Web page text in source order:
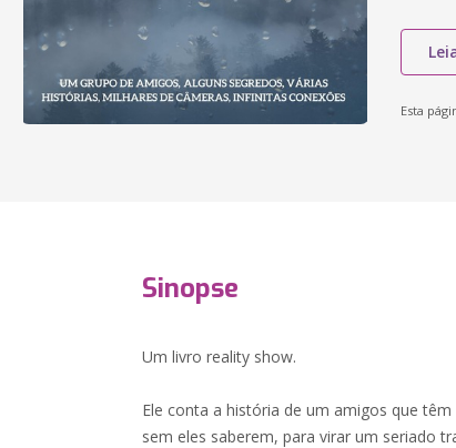
Esta
Sinopse
Um livro reality show.
Ele conta a história de um amigos que
sem eles saberem, para virar um seriado